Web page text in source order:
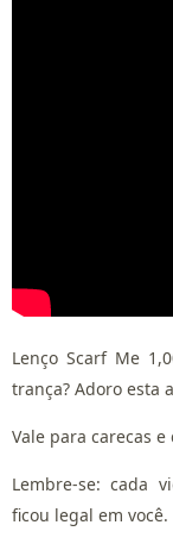
Lenço Scarf Me
trança? Adoro esta
Vale para carecas e
Lembre-se: cada
ficou legal em